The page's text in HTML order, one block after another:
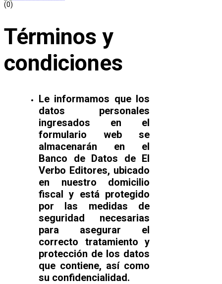
(0)
Términos y
condiciones
Le informamos que los
datos personales
ingresados en el
formulario web se
almacenarán en el
Banco de Datos de El
Verbo Editores, ubicado
en nuestro domicilio
fiscal y está protegido
por las medidas de
seguridad necesarias
para asegurar el
correcto tratamiento y
protección de los datos
que contiene, así como
su confidencialidad.